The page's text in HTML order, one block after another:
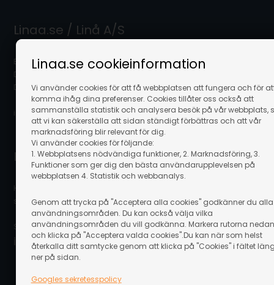
Linaa.se cookieinformation
Vi använder cookies för att få webbplatsen att fungera och för
komma ihåg dina preferenser. Cookies tillåter oss också att
sammanställa statistik och analysera besök på vår webbplats,
att vi kan säkerställa att sidan ständigt förbättras och att vår
marknadsföring blir relevant för dig.
Vi använder cookies för följande:
1. Webbplatsens nödvändiga funktioner, 2. Marknadsföring, 3.
Funktioner som ger dig den bästa användarupplevelsen på
webbplatsen 4. Statistik och webbanalys.
Genom att trycka på "Acceptera alla cookies" godkänner du alla
användningsområden. Du kan också välja vilka
användningsområden du vill godkänna. Markera rutorna nedan
och klicka på "Acceptera valda cookies".Du kan när som helst
återkalla ditt samtycke genom att klicka på "Cookies" i fältet
ner på sidan.
Googles sekretesspolicy
Linaa.se / Linå A/S
Bergsøesvej 11
DK-8600 Silkeborg
Danmark
info@linaa.se
Kontakta kundservice
Hör av dig till vår kundservice som gärna hjälper dig och
svarar på dina frågor.
Skicka ett mail på:
info@linaa.se